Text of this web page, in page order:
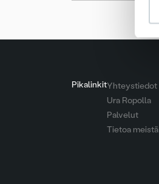
PikalinkitYhteystiedot
Ura Ropolla
Palvelut
Tietoa meistä